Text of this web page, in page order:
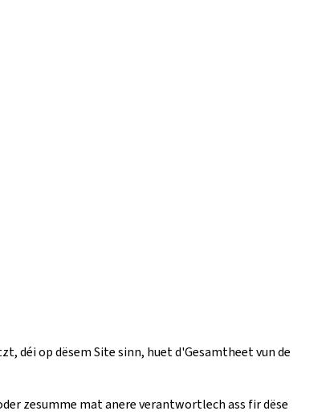
déi op dësem Site sinn, huet d'Gesamtheet vun de
zesumme mat anere verantwortlech ass fir dëse